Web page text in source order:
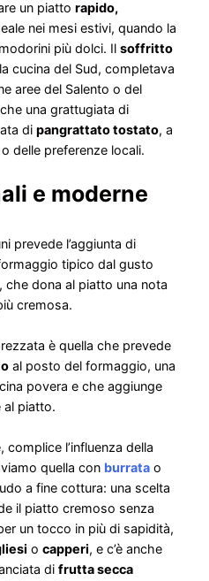
un piatto rapido,
nei mesi estivi, quando la
più dolci. Il soffritto
cucina del Sud, completava
aree del Salento o del
una grattugiata di
di pangrattato tostato, a
delle preferenze locali.
e moderne
prevede l’aggiunta di
tipico dal gusto
che dona al piatto una nota
cremosa.
è quella che prevede
al posto del formaggio, una
povera e che aggiunge
al piatto.
l’influenza della
quella con burrata o
a fine cottura: una scelta
il piatto cremoso senza
un tocco in più di sapidità,
o capperi, e c’è anche
di frutta secca